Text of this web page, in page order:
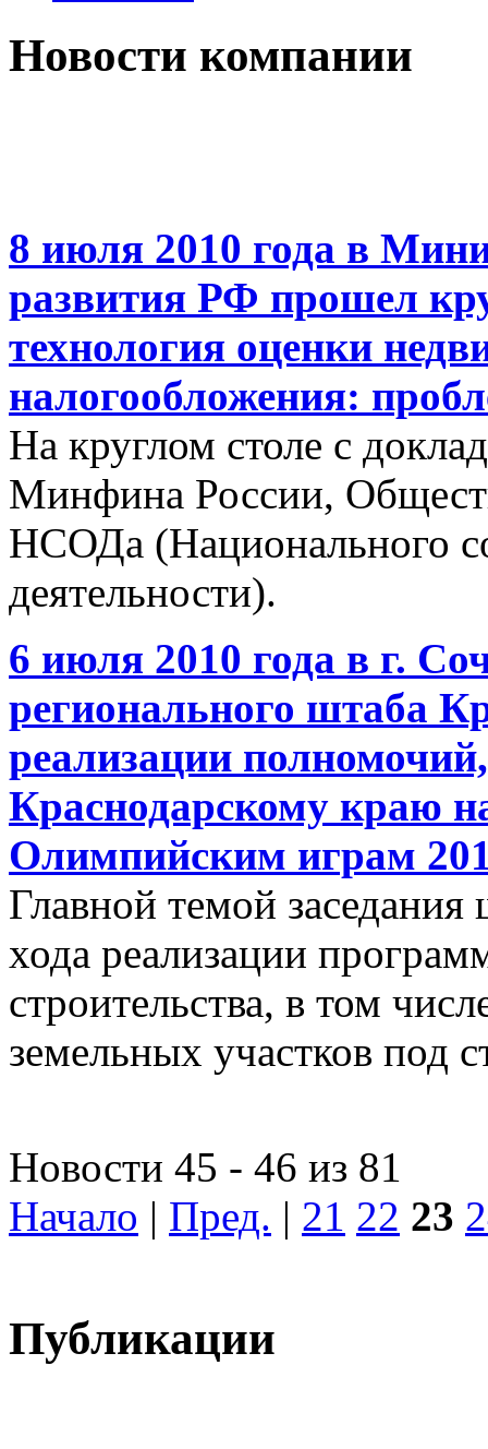
Новости компании
8 июля 2010 года в
развития РФ прошел
технология оценки
налогообложения:
На круглом столе с
Минфина России,
НСОДа (Национального
деятельности).
6 июля 2010 года в г.
регионального штаба
реализации
Краснодарскому краю
Олимпийским играм
Главной темой
хода реализации
строительства, в том
земельных участков под
Новости 45 - 46 из 81
Начало | Пред. | 21 22 23
Публикации